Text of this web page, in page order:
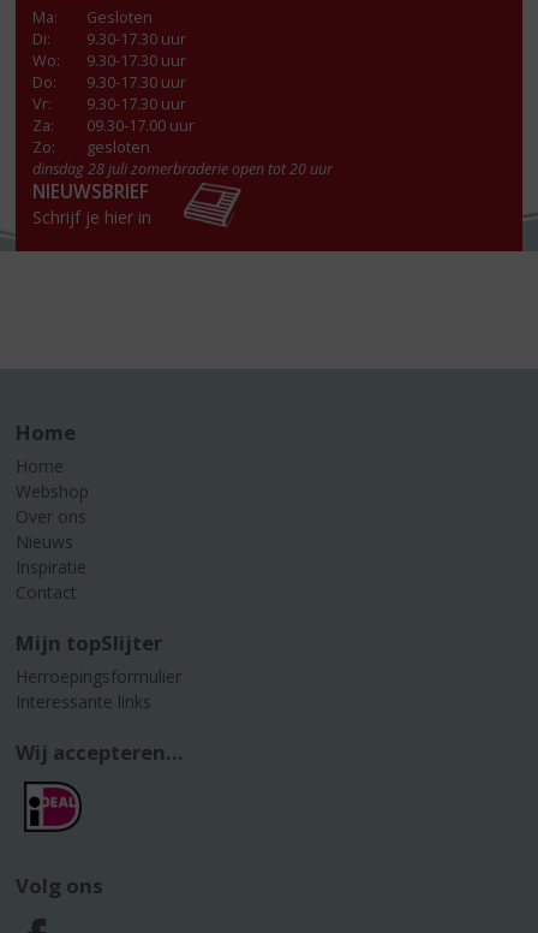
Ma:
Gesloten
Di:
9.30-17.30 uur
Wo:
9.30-17.30 uur
Do:
9.30-17.30 uur
Vr:
9.30-17.30 uur
Za:
09.30-17.00 uur
Zo:
gesloten
dinsdag 28 juli zomerbraderie open tot 20 uur
NIEUWSBRIEF
Schrijf je hier in
Home
Home
Webshop
Over ons
Nieuws
Inspiratie
Contact
Mijn topSlijter
Herroepingsformulier
Interessante links
Wij accepteren...
Volg ons